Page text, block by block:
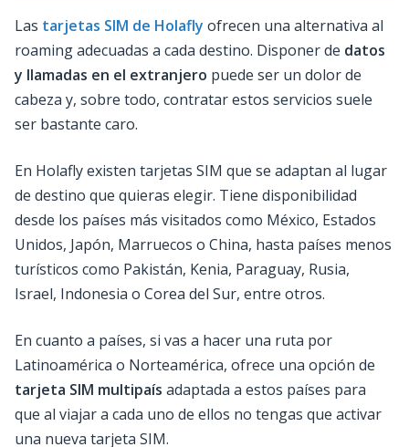
Las tarjetas SIM de Holafly ofrecen una alternativa al
roaming adecuadas a cada destino. Disponer de datos
y llamadas en el extranjero puede ser un dolor de
cabeza y, sobre todo, contratar estos servicios suele
ser bastante caro.
En Holafly existen tarjetas SIM que se adaptan al lugar
de destino que quieras elegir. Tiene disponibilidad
desde los países más visitados como México, Estados
Unidos, Japón, Marruecos o China, hasta países menos
turísticos como Pakistán, Kenia, Paraguay, Rusia,
Israel, Indonesia o Corea del Sur, entre otros.
En cuanto a países, si vas a hacer una ruta por
Latinoamérica o Norteamérica, ofrece una opción de
tarjeta SIM multipaís adaptada a estos países para
que al viajar a cada uno de ellos no tengas que activar
una nueva tarjeta SIM.